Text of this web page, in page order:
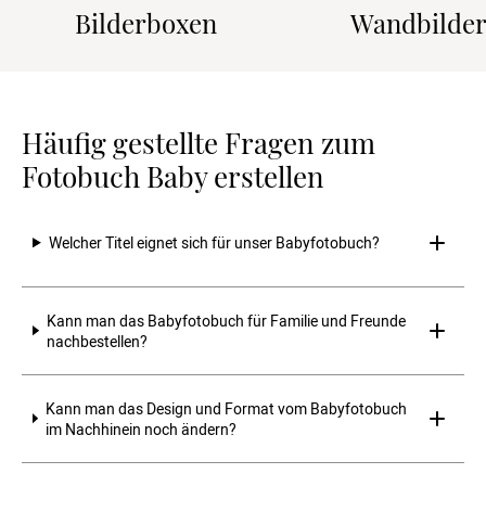
Bilderboxen
Häufig gestellte Fragen zum
Fotobuch Baby erstellen
Welcher Titel eignet sich für unser Babyfotobuch?
Kann man das Babyfotobuch für Familie und Freunde
nachbestellen?
Kann man das Design und Format vom Babyfotobuch
im Nachhinein noch ändern?